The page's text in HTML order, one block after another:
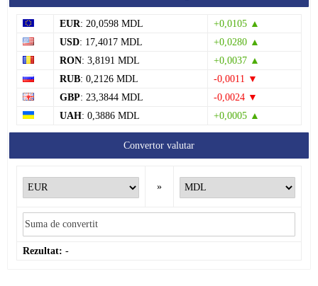
EUR: 20,0598 MDL
+0,0105 ▲
USD: 17,4017 MDL
+0,0280 ▲
RON: 3,8191 MDL
+0,0037 ▲
RUB: 0,2126 MDL
-0,0011 ▼
GBP: 23,3844 MDL
-0,0024 ▼
UAH: 0,3886 MDL +0,0005 ▲
Convertor valutar
»
Rezultat: -